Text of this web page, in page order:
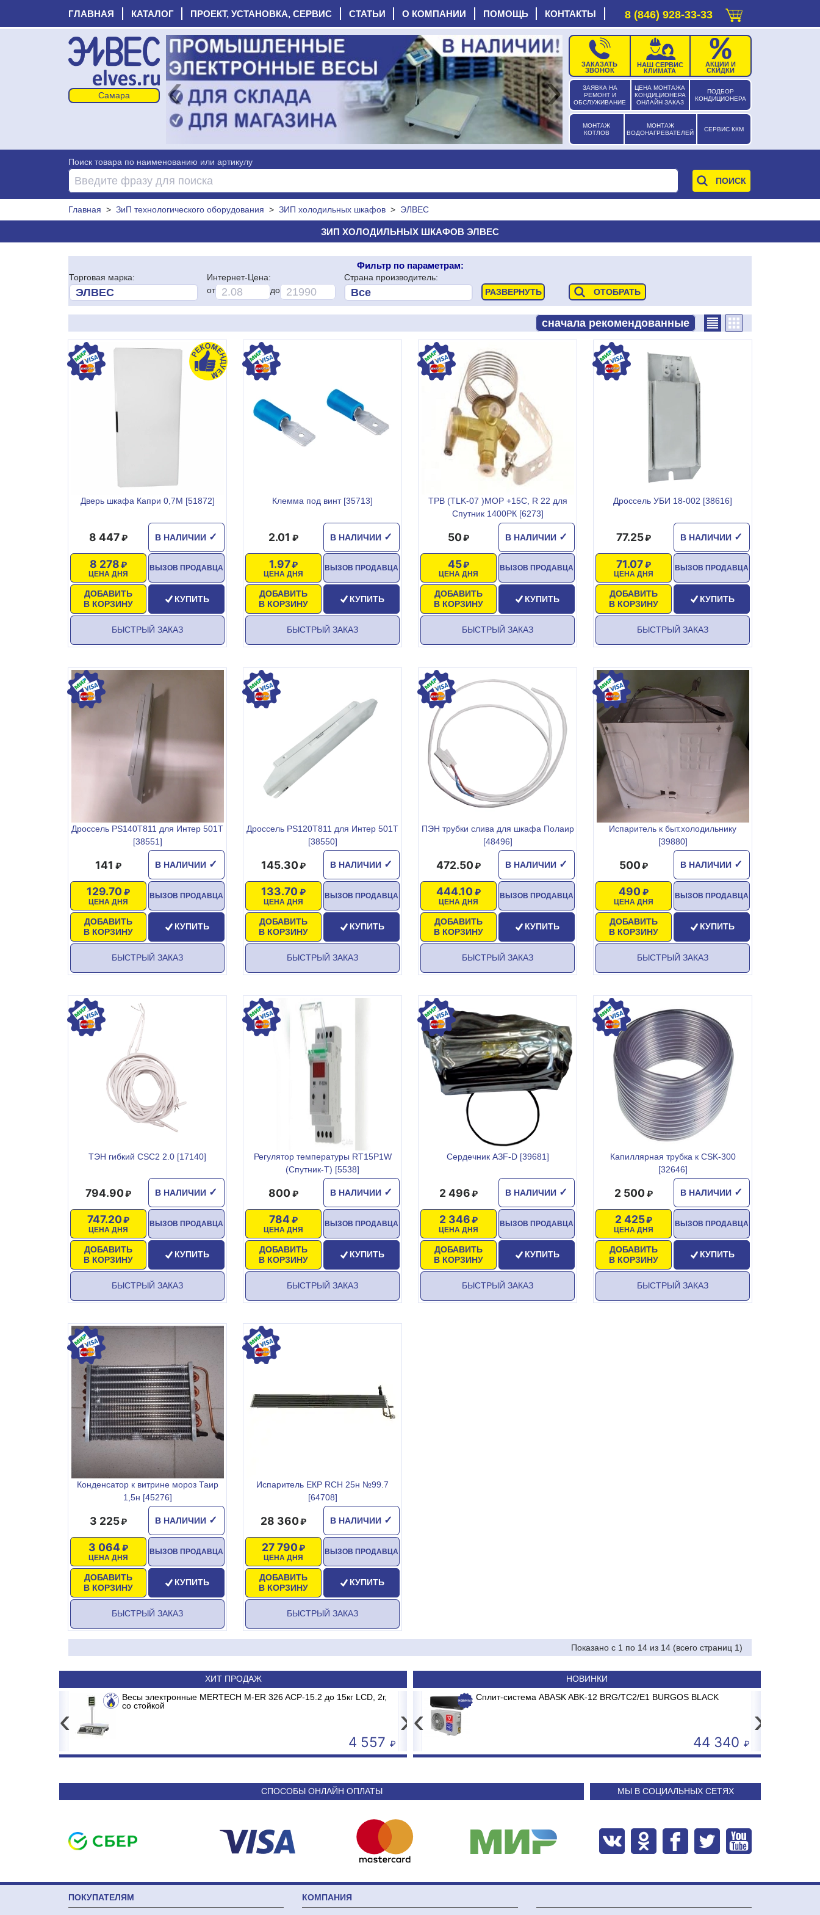
ГЛАВНАЯ КАТАЛОГ ПРОЕКТ, УСТАНОВКА, СЕРВИС СТАТЬИ О КОМПАНИИ ПОМОЩЬ КОНТАКТЫ 8 (846) 928-33-33
ЗАЯВКА НА
РЕМОНТ И
ОБСЛУЖИВАНИЕ
ЦЕНА МОНТАЖА
КОНДИЦИОНЕРА
ОНЛАЙН ЗАКАЗ
ПОДБОР
КОНДИЦИОНЕРА
МОНТАЖ
КОТЛОВ
МОНТАЖ
ВОДОНАГРЕВАТЕЛЕЙ
СЕРВИС ККМ
ЗАКАЗАТЬ
ЗВОНОК
НАШ СЕРВИС
КЛИМАТА
АКЦИИ И
СКИДКИ
‹ ›
Поиск товара по наименованию или артикулу
Главная > ЗиП технологического оборудования > ЗИП холодильных шкафов > ЭЛВЕС
ЗИП ХОЛОДИЛЬНЫХ ШКАФОВ ЭЛВЕС
ХИТ ПРОДАЖ
ACP-15.2 до 15кг LCD, 2г,
Весы электронные MERTECH M-ER 326 AC-15.2 до 15кг LCD, 2г,
3 681
Принтер штрих-кода Poscenter TT-310 USE (300 dpi)
21 500
‹ ›
НОВИНКИ
18 MDR/MB2/E1 MADRID INVERTER
Сплит-система ABASK ABK-12 BRG/TC2/E1 BURGOS BLACK
44 340
Сплит-система ABASK ABK-07 BRG/TC2/E1 BURGOS BLACK
‹ ›
СПОСОБЫ ОНЛАЙН ОПЛАТЫ МЫ В СОЦИАЛЬНЫХ СЕТЯХ
Фильтр по параметрам:
Торговая марка:
Интернет-Цена:
от
до
Страна производитель:
Дверь шкафа Капри 0,7М [51872]
В НАЛИЧИИ ✓
8 447
ЦЕНА ДНЯ
8 278
ДОБАВИТЬ
В КОРЗИНУ
ВЫЗОВ ПРОДАВЦА
КУПИТЬ
БЫСТРЫЙ ЗАКАЗ
Клемма под винт [35713]
В НАЛИЧИИ ✓
2.01
ЦЕНА ДНЯ
1.97
ДОБАВИТЬ
В КОРЗИНУ
ВЫЗОВ ПРОДАВЦА
КУПИТЬ
БЫСТРЫЙ ЗАКАЗ
ТРВ (TLK-07 )МОР +15С, R 22 для
Спутник 1400РК [6273]
В НАЛИЧИИ ✓
50
ЦЕНА ДНЯ
45
ДОБАВИТЬ
В КОРЗИНУ
ВЫЗОВ ПРОДАВЦА
КУПИТЬ
БЫСТРЫЙ ЗАКАЗ
Дроссель УБИ 18-002 [38616]
В НАЛИЧИИ ✓
77.25
ЦЕНА ДНЯ
71.07
ДОБАВИТЬ
В КОРЗИНУ
ВЫЗОВ ПРОДАВЦА
КУПИТЬ
БЫСТРЫЙ ЗАКАЗ
Дроссель PS140T811 для Интер 501Т
[38551]
В НАЛИЧИИ ✓
141
ЦЕНА ДНЯ
129.70
ДОБАВИТЬ
В КОРЗИНУ
ВЫЗОВ ПРОДАВЦА
КУПИТЬ
БЫСТРЫЙ ЗАКАЗ
Дроссель PS120T811 для Интер 501Т
[38550]
В НАЛИЧИИ ✓
145.30
ЦЕНА ДНЯ
133.70
ДОБАВИТЬ
В КОРЗИНУ
ВЫЗОВ ПРОДАВЦА
КУПИТЬ
БЫСТРЫЙ ЗАКАЗ
ПЭН трубки слива для шкафа Полаир
[48496]
В НАЛИЧИИ ✓
472.50
ЦЕНА ДНЯ
444.10
ДОБАВИТЬ
В КОРЗИНУ
ВЫЗОВ ПРОДАВЦА
КУПИТЬ
БЫСТРЫЙ ЗАКАЗ
Испаритель к быт.холодильнику
[39880]
В НАЛИЧИИ ✓
500
ЦЕНА ДНЯ
490
ДОБАВИТЬ
В КОРЗИНУ
ВЫЗОВ ПРОДАВЦА
КУПИТЬ
БЫСТРЫЙ ЗАКАЗ
ТЭН гибкий СSС2 2.0 [17140]
В НАЛИЧИИ ✓
794.90
ЦЕНА ДНЯ
747.20
ДОБАВИТЬ
В КОРЗИНУ
ВЫЗОВ ПРОДАВЦА
КУПИТЬ
БЫСТРЫЙ ЗАКАЗ
Регулятор температуры RT15P1W
(Спутник-Т) [5538]
В НАЛИЧИИ ✓
800
ЦЕНА ДНЯ
784
ДОБАВИТЬ
В КОРЗИНУ
ВЫЗОВ ПРОДАВЦА
КУПИТЬ
БЫСТРЫЙ ЗАКАЗ
Сердечник AЗF-D [39681]
В НАЛИЧИИ ✓
2 496
ЦЕНА ДНЯ
2 346
ДОБАВИТЬ
В КОРЗИНУ
ВЫЗОВ ПРОДАВЦА
КУПИТЬ
БЫСТРЫЙ ЗАКАЗ
Капиллярная трубка к CSK-300
[32646]
В НАЛИЧИИ ✓
2 500
ЦЕНА ДНЯ
2 425
ДОБАВИТЬ
В КОРЗИНУ
ВЫЗОВ ПРОДАВЦА
КУПИТЬ
БЫСТРЫЙ ЗАКАЗ
Конденсатор к витрине мороз Таир
1,5н [45276]
В НАЛИЧИИ ✓
3 225
ЦЕНА ДНЯ
3 064
ДОБАВИТЬ
В КОРЗИНУ
ВЫЗОВ ПРОДАВЦА
КУПИТЬ
БЫСТРЫЙ ЗАКАЗ
Испаритель ЕКР RCH 25н №99.7
[64708]
В НАЛИЧИИ ✓
28 360
ЦЕНА ДНЯ
27 790
ДОБАВИТЬ
В КОРЗИНУ
ВЫЗОВ ПРОДАВЦА
КУПИТЬ
БЫСТРЫЙ ЗАКАЗ
Показано с 1 по 14 из 14 (всего страниц 1)
ПОКУПАТЕЛЯМ КОМПАНИЯ